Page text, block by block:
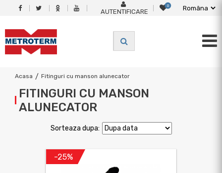
AUTENTIFICARE
0
Acasa / Fitinguri cu manson alunecator
FITINGURI CU MANSON
ALUNECATOR
Sorteaza dupa:
-25%